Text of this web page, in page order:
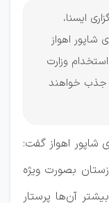
ایسنا،
اهواز
وزارت
که جذب خواهند
شاپور اهواز گفت:
بصورت ویژه
که بیشتر آن‌ها پرستار